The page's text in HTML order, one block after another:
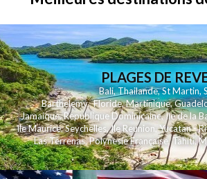
PLAGES DE
Bali,Thailande,St Martin,
Barthelemy,Floride,Martinique,
Jamaique,Republique Dominicaine,Ile de la
Ile Maurice,Seychelles,Ile Reunion ,Yucatan -
Las Terrenas,Polynesie Française,Tahiti,